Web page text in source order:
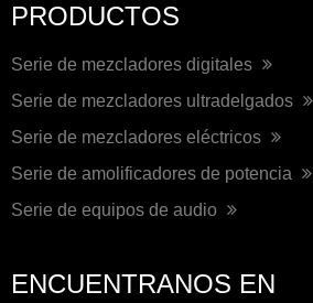
PRODUCTOS
Serie de mezcladores digitales
Serie de mezcladores ultradelgados
Serie de mezcladores eléctricos
Serie de amolificadores de potencia
Serie de equipos de audio
ENCUENTRANOS EN